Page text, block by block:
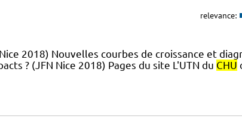
relevance:
2018) Nouvelles courbes de croissance et
? (JFN Nice 2018) Pages du site L'UTN du CHU